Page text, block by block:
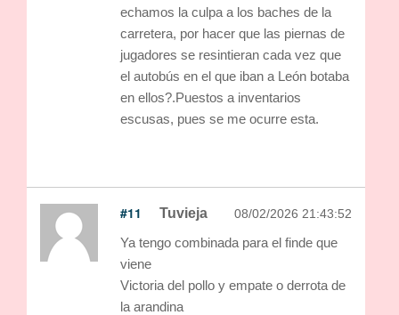
echamos la culpa a los baches de la
carretera, por hacer que las piernas de
jugadores se resintieran cada vez que
el autobús en el que iban a León botaba
en ellos?.Puestos a inventarios
escusas, pues se me ocurre esta.
#11 Tuvieja 08/02/2026 21:43:52
Ya tengo combinada para el finde que
viene
Victoria del pollo y empate o derrota de
la arandina